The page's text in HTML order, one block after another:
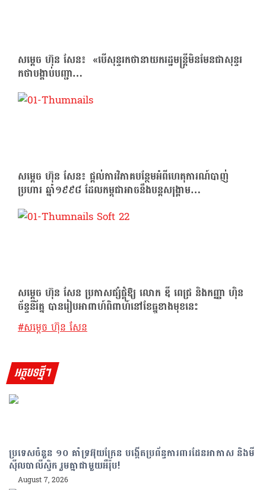
សម្ដេច ហ៊ុន សែន៖ «បើសុន្ទរកថានាយករដ្ឋមន្ត្រីមិនមែនជាសុន្ទរ
កថាបង្គាប់បញ្ជា…
សម្ដេច ហ៊ុន សែន៖ ផ្តល់ការវិភាគបន្ថែមអំពីហេតុការណ៍បាញ់
ប្រហារ ឆ្នាំ១៩៩៨ ដែលកម្ពុជាអាចនឹងបន្តសង្គ្រាម…
សម្ដេច ហ៊ុន សែន ប្រកាសផ្សំផ្គុំឱ្យ លោក ឌី ពេជ្រ និងកញ្ញា ហ៉ិន
ច័ន្ទនីរ័ត្ន បានរៀបអាពាហ៍ពិពាហ៍នៅខែធ្នូខាងមុខនេះ
Post
#សម្ដេច ហ៊ុន សែន
អត្ថបទថ្មីៗ
ប្រទេសចំនួន ១០ គាំទ្រអ៊ុយក្រែន បង្កើតប្រព័ន្ធការពារដែនអាកាស និងមី
ស៊ីលបាលីស្ទិក រួមគ្នាជាមួយអឺរ៉ុប!
August 7, 2026